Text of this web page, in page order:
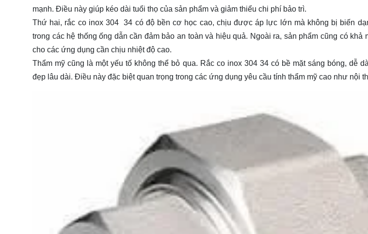
mạnh. Điều này giúp kéo dài tuổi thọ của sản phẩm và giảm thiểu chi phí bảo trì.
Thứ hai, rắc co inox 304 34 có độ bền cơ học cao, chịu được áp lực lớn mà không bị biến
trong các hệ thống ống dẫn cần đảm bảo an toàn và hiệu quả. Ngoài ra, sản phẩm cũng có khả
cho các ứng dụng cần chịu nhiệt độ cao.
Thẩm mỹ cũng là một yếu tố không thể bỏ qua. Rắc co inox 304 34 có bề mặt sáng bóng, dễ
đẹp lâu dài. Điều này đặc biệt quan trọng trong các ứng dụng yêu cầu tính thẩm mỹ cao như nội